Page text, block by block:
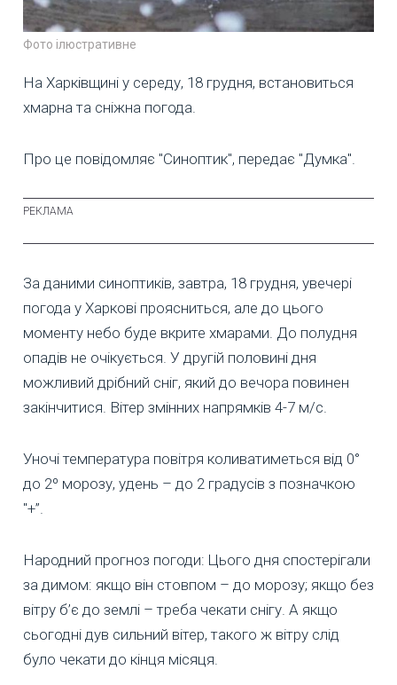
Фото ілюстративне
На Харківщині у середу, 18 грудня, встановиться
хмарна та сніжна погода.
Про це повідомляє "Синоптик", передає "Думка".
За даними синоптиків, завтра, 18 грудня, увечері
погода у Харкові проясниться, але до цього
моменту небо буде вкрите хмарами. До полудня
опадів не очікується. У другій половині дня
можливий дрібний сніг, який до вечора повинен
закінчитися. Вітер змінних напрямків 4-7 м/с.
Уночі температура повітря коливатиметься від 0°
до 2º морозу, удень – до 2 градусів з позначкою
"+”.
Народний прогноз погоди: Цього дня спостерігали
за димом: якщо він стовпом – до морозу; якщо без
вітру б’є до землі – треба чекати снігу. А якщо
сьогодні дув сильний вітер, такого ж вітру слід
було чекати до кінця місяця.